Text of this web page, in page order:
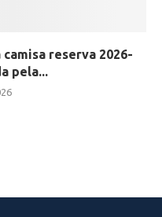
reserva 2026-
pela...